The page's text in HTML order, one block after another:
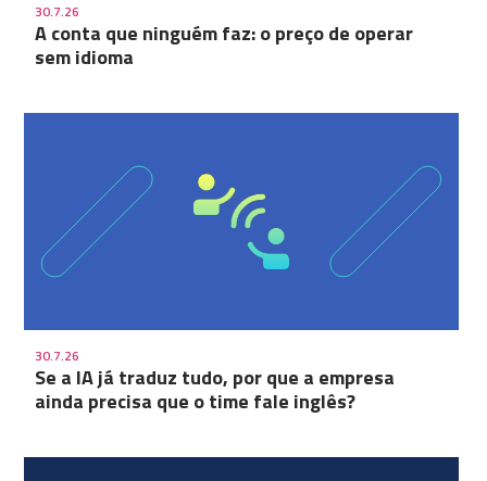
30.7.26
A conta que ninguém faz: o preço de operar
sem idioma
30.7.26
Se a IA já traduz tudo, por que a empresa
ainda precisa que o time fale inglês?